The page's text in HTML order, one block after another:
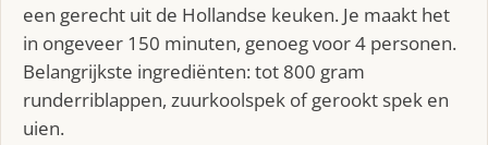
een gerecht uit de Hollandse keuken. Je maakt het
in ongeveer 150 minuten, genoeg voor 4 personen.
Belangrijkste ingrediënten: tot 800 gram
runderriblappen, zuurkoolspek of gerookt spek en
uien.